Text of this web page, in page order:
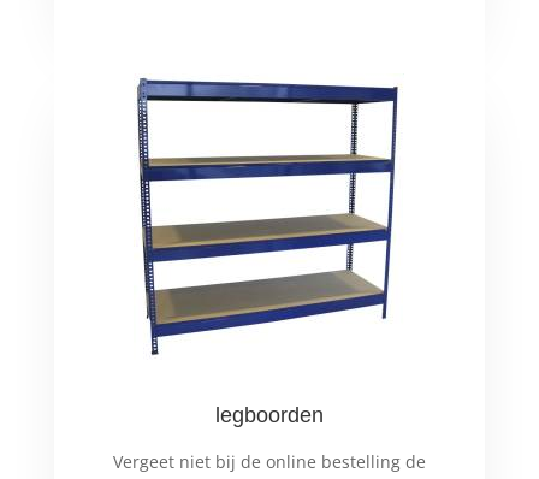
legboorden
Vergeet niet bij de online bestelling de